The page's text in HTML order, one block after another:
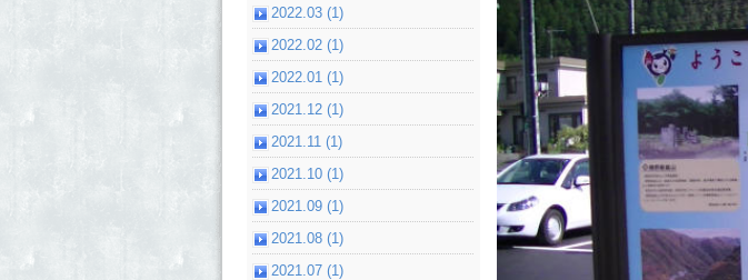
2022.03 (1)
2022.02 (1)
2022.01 (1)
2021.12 (1)
2021.11 (1)
2021.10 (1)
2021.09 (1)
2021.08 (1)
2021.07 (1)